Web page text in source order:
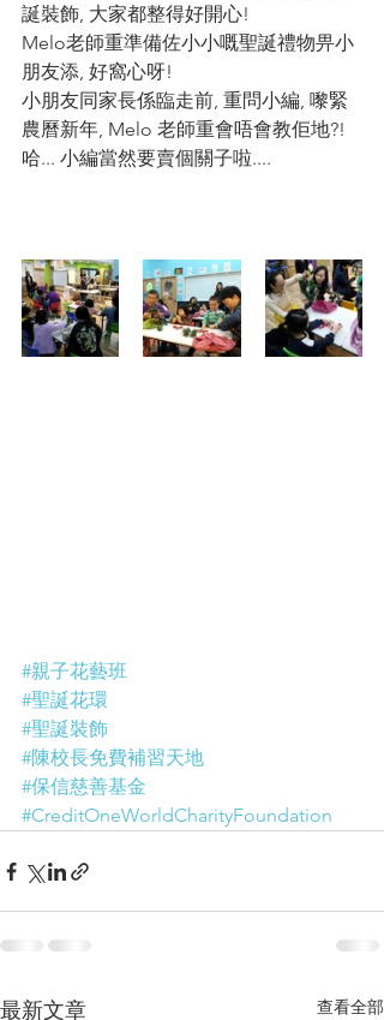
誕裝飾, 大家都整得好開心!
Melo老師重準備佐小小嘅聖誕禮物畀小
朋友添, 好窩心呀!
小朋友同家長係臨走前, 重問小編, 嚟緊
農曆新年, Melo 老師重會唔會教佢地?!
哈... 小編當然要賣個關子啦....
#親子花藝班
#聖誕花環
#聖誕裝飾
#陳校長免費補習天地
#保信慈善基金
#CreditOneWorldCharityFoundation
最新文章 查看全部